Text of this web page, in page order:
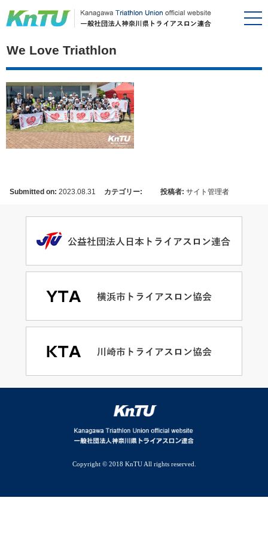
We Love Triathlon
Submitted on: 2023.08.31 カテゴリー: 投稿者: サイト管理者
Copyright © 2018 KnTU All rights reserved.